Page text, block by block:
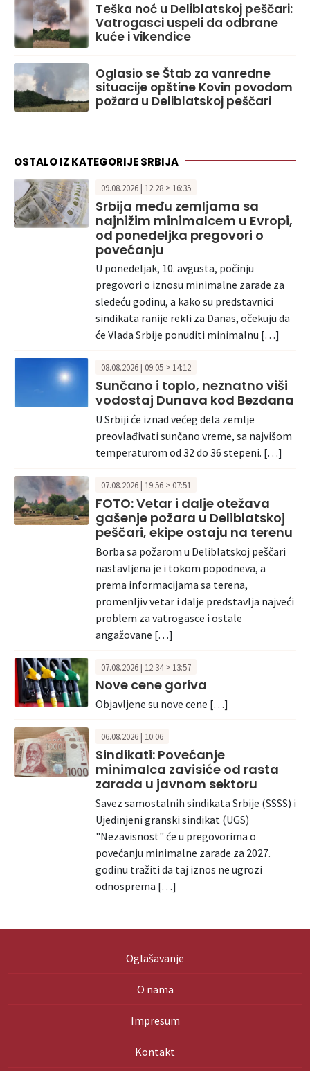
Teška noć u Deliblatskoj peščari:
Vatrogasci uspeli da odbrane
kuće i vikendice
Oglasio se Štab za vanredne
situacije opštine Kovin povodom
požara u Deliblatskoj peščari
OSTALO IZ KATEGORIJE SRBIJA
09.08.2026 | 12:28 > 16:35
Srbija među zemljama sa
najnižim minimalcem u Evropi,
od ponedeljka pregovori o
povećanju
U ponedeljak, 10. avgusta, počinju
pregovori o iznosu minimalne zarade za
sledeću godinu, a kako su predstavnici
sindikata ranije rekli za Danas, očekuju da
će Vlada Srbije ponuditi minimalnu […]
08.08.2026 | 09:05 > 14:12
Sunčano i toplo, neznatno viši
vodostaj Dunava kod Bezdana
U Srbiji će iznad većeg dela zemlje
preovlađivati sunčano vreme, sa najvišom
temperaturom od 32 do 36 stepeni. […]
07.08.2026 | 19:56 > 07:51
FOTO: Vetar i dalje otežava
gašenje požara u Deliblatskoj
peščari, ekipe ostaju na terenu
Borba sa požarom u Deliblatskoj peščari
nastavljena je i tokom popodneva, a
prema informacijama sa terena,
promenljiv vetar i dalje predstavlja najveći
problem za vatrogasce i ostale
angažovane […]
07.08.2026 | 12:34 > 13:57
Nove cene goriva
Objavljene su nove cene […]
06.08.2026 | 10:06
Sindikati: Povećanje
minimalca zavisiće od rasta
zarada u javnom sektoru
Savez samostalnih sindikata Srbije (SSSS) i
Ujedinjeni granski sindikat (UGS)
"Nezavisnost" će u pregovorima o
povećanju minimalne zarade za 2027.
godinu tražiti da taj iznos ne ugrozi
odnosprema […]
Oglašavanje
O nama
Impresum
Kontakt